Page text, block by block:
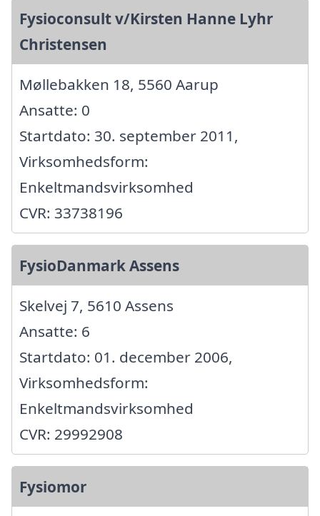
Fysioconsult v/Kirsten Hanne Lyhr
Christensen
Møllebakken 18, 5560 Aarup
Ansatte: 0
Startdato: 30. september 2011,
Virksomhedsform:
Enkeltmandsvirksomhed
CVR: 33738196
FysioDanmark Assens
Skelvej 7, 5610 Assens
Ansatte: 6
Startdato: 01. december 2006,
Virksomhedsform:
Enkeltmandsvirksomhed
CVR: 29992908
Fysiomor